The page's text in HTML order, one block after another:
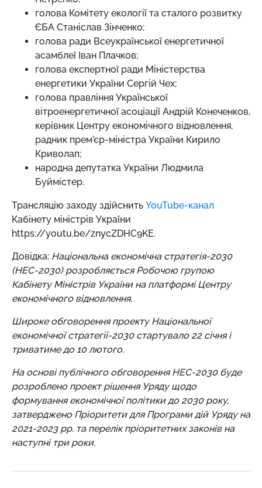
голова Комітету екології та сталого розвитку
ЄБА Станіслав Зінченко;
голова ради Всеукраїнської енергетичної
асамблеї Іван Плачков;
голова експертної ради Міністерства
енергетики України Сергій Чех;
голова правління Української
вітроенергетичної асоціації Андрій Конеченков,
керівник Центру економічного відновлення,
радник прем'єр-міністра України Кирило
Криволап;
народна депутатка України Людмила
Буймістер.
Трансляцію заходу здійснить YouTube-канал
Кабінету міністрів України
https://youtu.be/znycZDHC9KE.
Довідка: Національна економічна стратегія-2030
(НЕС-2030) розробляється Робочою групою
Кабінету Міністрів України на платформі Центру
економічного відновлення.
Широке обговорення проекту Національної
економічної стратегії-2030 стартувало 22 січня і
триватиме до 10 лютого.
На основі публічного обговорення НЕС-2030 буде
розроблено проект рішення Уряду щодо
формування економічної політики до 2030 року,
затверджено Пріоритети для Програми дій Уряду на
2021-2023 рр. та перелік пріоритетних законів на
наступні три роки.